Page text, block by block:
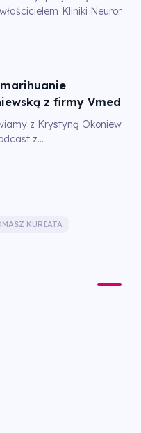
Kliniki Neuror
z firmy Vmed
z Krystyną Okoniew
z...
KURIATA